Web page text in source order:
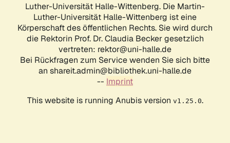
Luther-Universität Halle-Wittenberg. Die Martin-
Luther-Universität Halle-Wittenberg ist eine
Körperschaft des öffentlichen Rechts. Sie wird durch
die Rektorin Prof. Dr. Claudia Becker gesetzlich
vertreten: rektor@uni-halle.de
Bei Rückfragen zum Service wenden Sie sich bitte
an shareit.admin@bibliothek.uni-halle.de
-- Imprint
This website is running Anubis version v1.25.0.